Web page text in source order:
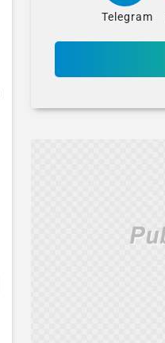
Telegram